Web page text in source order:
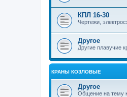
КПЛ 16-30
Чертежи,
Другое
Другие плавучие
КРАНЫ КОЗЛОВЫЕ
Другое
Общение на тему